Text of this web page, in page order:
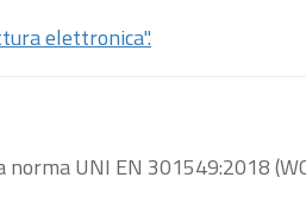
elettronica".
UNI EN 301549:2018